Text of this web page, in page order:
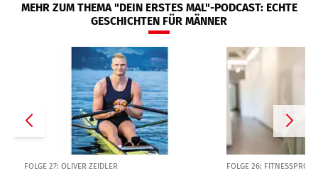
MEHR ZUM THEMA "DEIN ERSTES MAL"-PODCAST: ECHTE
GESCHICHTEN FÜR MÄNNER
FOLGE 27: OLIVER ZEIDLER FOLGE 26: